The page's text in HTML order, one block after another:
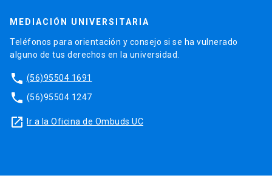
MEDIACIÓN UNIVERSITARIA
Teléfonos para orientación y consejo si se ha vulnerado
alguno de tus derechos en la universidad.
phone (56)95504 1691
phone (56)95504 1247
launch Ir a la Oficina de Ombuds UC